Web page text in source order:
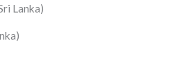
Lanka)